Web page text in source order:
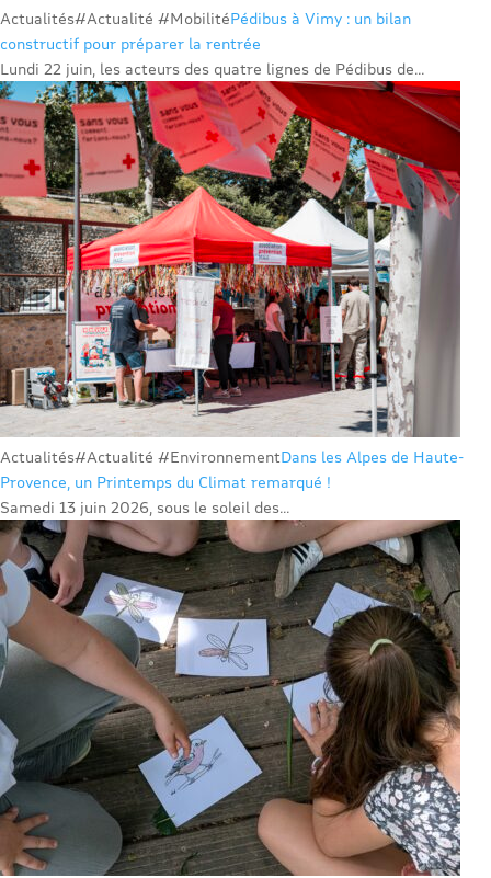
Actualités#Actualité #MobilitéPédibus à Vimy : un bilan
constructif pour préparer la rentrée
Lundi 22 juin, les acteurs des quatre lignes de Pédibus de...
Actualités#Actualité #EnvironnementDans les Alpes de Haute-
Provence, un Printemps du Climat remarqué !
Samedi 13 juin 2026, sous le soleil des...